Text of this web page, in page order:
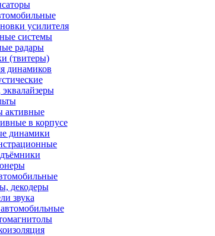
усилителя
системы
радары
(твитеры)
динамиков
активные
в корпусе
динамики
декодеры
звука